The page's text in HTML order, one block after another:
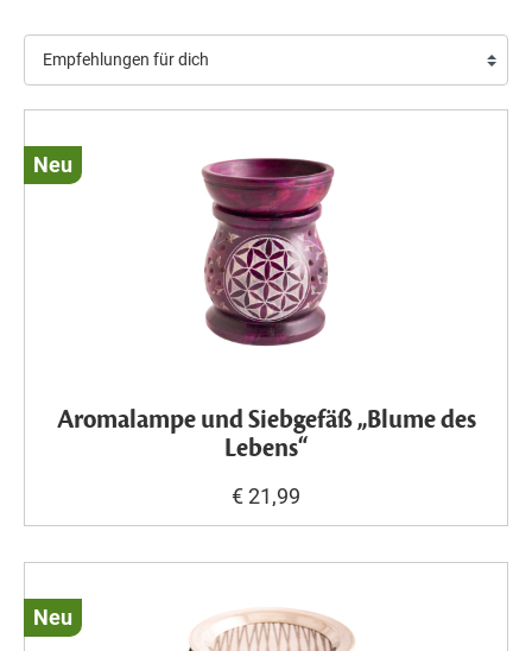
Neu
Aromalampe und Siebgefäß „Blume des
Lebens“
€ 21,99
Neu